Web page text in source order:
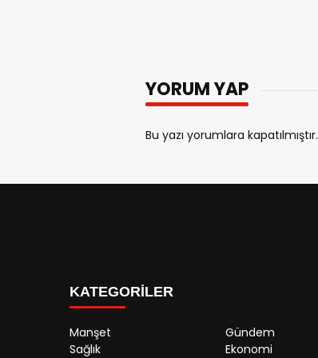
YORUM YAP
Bu yazı yorumlara kapatılmıştır.
KATEGORİLER
Manşet
Gündem
Sağlık
Ekonomi